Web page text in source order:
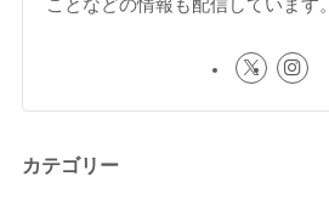
ことなどの情報も配信しています。
カテゴリー